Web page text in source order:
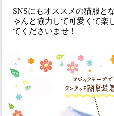
SNSにもオススメの猫服と
ゃんと協力して可愛くて楽
てくださいませ！